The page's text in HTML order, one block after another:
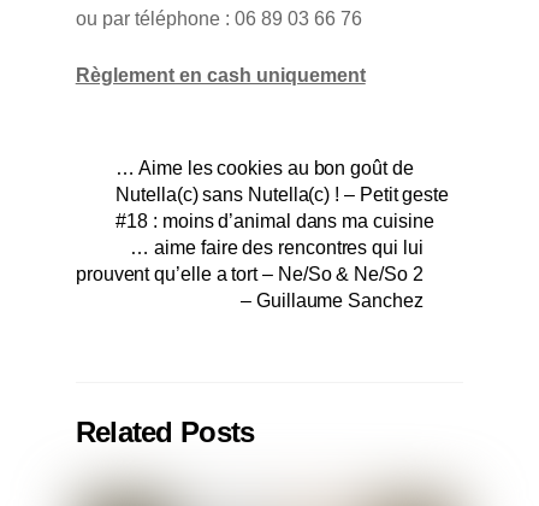
ou par téléphone : 06 89 03 66 76
Règlement en cash uniquement
… Aime les cookies au bon goût de
Nutella(c) sans Nutella(c) ! – Petit geste
#18 : moins d’animal dans ma cuisine
… aime faire des rencontres qui lui
prouvent qu’elle a tort – Ne/So & Ne/So 2
– Guillaume Sanchez
Related Posts